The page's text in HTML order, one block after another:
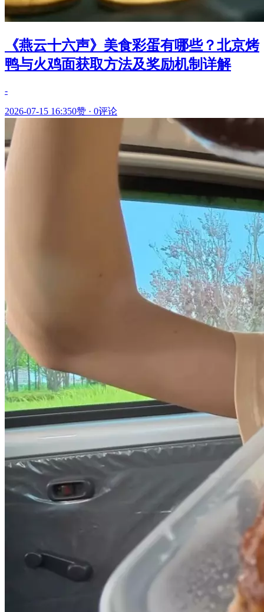
《燕云十六声》美食彩蛋有哪些？北京烤
鸭与火鸡面获取方法及奖励机制详解
-
2026-07-15 16:350赞 · 0评论